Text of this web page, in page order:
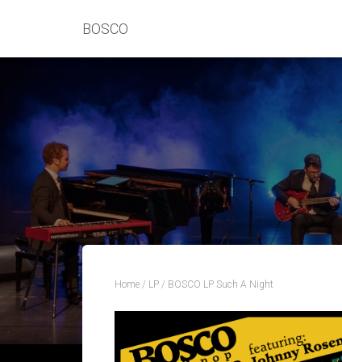
BOSCO
Home / LP / BOSCO LP Such A Night